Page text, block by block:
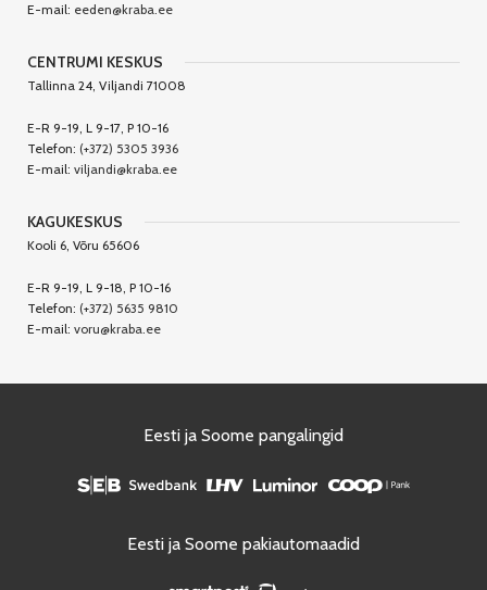
E-mail: eeden@kraba.ee
CENTRUMI KESKUS
Tallinna 24, Viljandi 71008
E-R 9-19, L 9-17, P 10-16
Telefon: (+372) 5305 3936
E-mail: viljandi@kraba.ee
KAGUKESKUS
Kooli 6, Võru 65606
E-R 9-19, L 9-18, P 10-16
Telefon: (+372) 5635 9810
E-mail: voru@kraba.ee
Eesti ja Soome pangalingid
Eesti ja Soome pakiautomaadid